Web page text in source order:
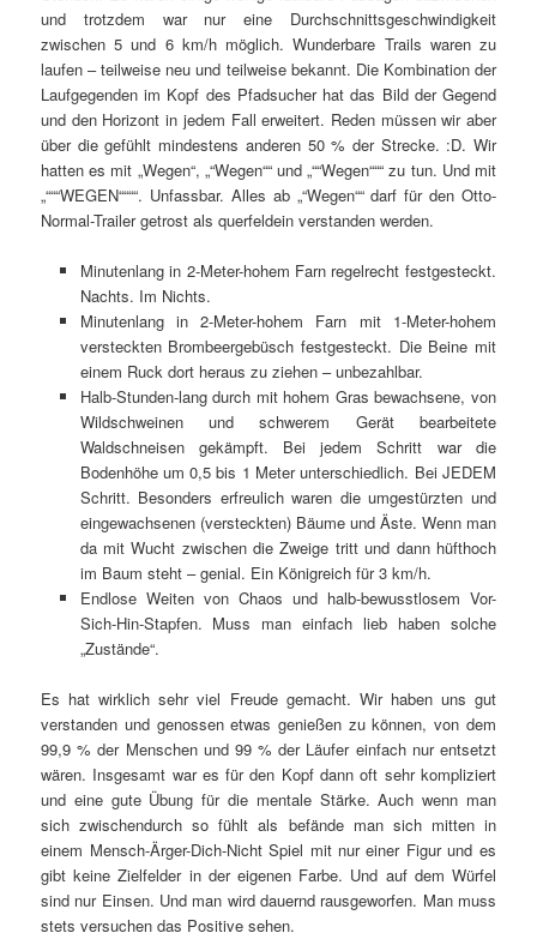
und trotzdem war nur eine Durchschnittsgeschwindigkeit
zwischen 5 und 6 km/h möglich. Wunderbare Trails waren zu
laufen – teilweise neu und teilweise bekannt. Die Kombination der
Laufgegenden im Kopf des Pfadsucher hat das Bild der Gegend
und den Horizont in jedem Fall erweitert. Reden müssen wir aber
über die gefühlt mindestens anderen 50 % der Strecke. :D. Wir
hatten es mit „Wegen“, „“Wegen““ und „““Wegen“““ zu tun. Und mit
„“““WEGEN““““. Unfassbar. Alles ab „“Wegen““ darf für den Otto-
Normal-Trailer getrost als querfeldein verstanden werden.
Minutenlang in 2-Meter-hohem Farn regelrecht festgesteckt.
Nachts. Im Nichts.
Minutenlang in 2-Meter-hohem Farn mit 1-Meter-hohem
versteckten Brombeergebüsch festgesteckt. Die Beine mit
einem Ruck dort heraus zu ziehen – unbezahlbar.
Halb-Stunden-lang durch mit hohem Gras bewachsene, von
Wildschweinen und schwerem Gerät bearbeitete
Waldschneisen gekämpft. Bei jedem Schritt war die
Bodenhöhe um 0,5 bis 1 Meter unterschiedlich. Bei JEDEM
Schritt. Besonders erfreulich waren die umgestürzten und
eingewachsenen (versteckten) Bäume und Äste. Wenn man
da mit Wucht zwischen die Zweige tritt und dann hüfthoch
im Baum steht – genial. Ein Königreich für 3 km/h.
Endlose Weiten von Chaos und halb-bewusstlosem Vor-
Sich-Hin-Stapfen. Muss man einfach lieb haben solche
„Zustände“.
Es hat wirklich sehr viel Freude gemacht. Wir haben uns gut
verstanden und genossen etwas genießen zu können, von dem
99,9 % der Menschen und 99 % der Läufer einfach nur entsetzt
wären. Insgesamt war es für den Kopf dann oft sehr kompliziert
und eine gute Übung für die mentale Stärke. Auch wenn man
sich zwischendurch so fühlt als befände man sich mitten in
einem Mensch-Ärger-Dich-Nicht Spiel mit nur einer Figur und es
gibt keine Zielfelder in der eigenen Farbe. Und auf dem Würfel
sind nur Einsen. Und man wird dauernd rausgeworfen. Man muss
stets versuchen das Positive sehen.